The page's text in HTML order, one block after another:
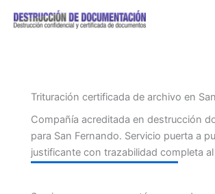
Trituración certificada de archivo en
Compañía acreditada en destrucción
para San Fernando. Servicio puerta a
justificante con trazabilidad completa